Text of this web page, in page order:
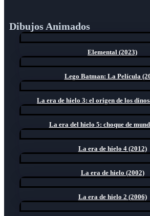
Dibujos Animados
Elemental (2023)
Lego Batman: La Película
La era de hielo 3: el origen de los
La era del hielo 5: choque de
La era de hielo 4 (2012)
La era de hielo (2002)
La era de hielo 2 (2006)